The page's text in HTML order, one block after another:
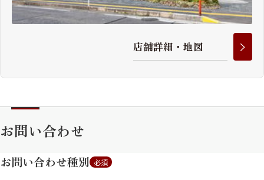
店舗詳細 ・地図
お問い合わせ
お問い合わせ種別 必須